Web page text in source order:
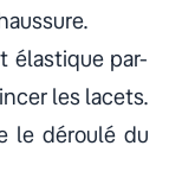
élastique par-
les lacets.
le déroulé du